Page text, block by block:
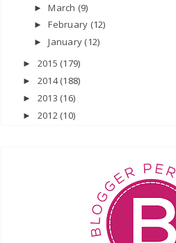
►March (9)
►February (12)
►January (12)
► 2015 (179)
► 2014(188)
► 2013 (16)
► 2012 (10)